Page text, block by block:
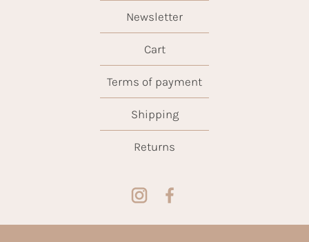
Newsletter
Cart
Terms of payment
Shipping
Returns